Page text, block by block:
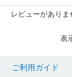
レビューがありま
表
ご利用ガイド